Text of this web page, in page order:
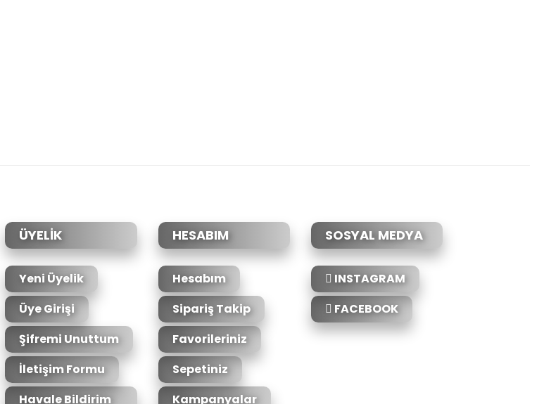
ÜYELİK
Yeni Üyelik
Üye Girişi
Şifremi Unuttum
İletişim Formu
Havale Bildirim
HESABIM
Hesabım
Sipariş Takip
Favorileriniz
Sepetiniz
Kampanyalar
SOSYAL MEDYA
INSTAGRAM
FACEBOOK